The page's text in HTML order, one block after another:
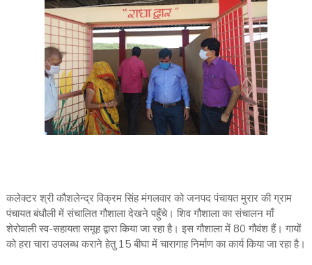
कलेक्टर श्री कौशलेन्द्र विक्रम सिंह मंगलवार को जनपद पंचायत मुरार की ग्राम
पंचायत बंधौली में संचालित गौशाला देखने पहुँचे। शिव गौशाला का संचालन माँ
शेरोवाली स्व-सहायता समूह द्वारा किया जा रहा है। इस गौशाला में 80 गौवंश हैं। गायों
को हरा चारा उपलब्ध कराने हेतु 15 बीघा में चारागाह निर्माण का कार्य किया जा रहा है।